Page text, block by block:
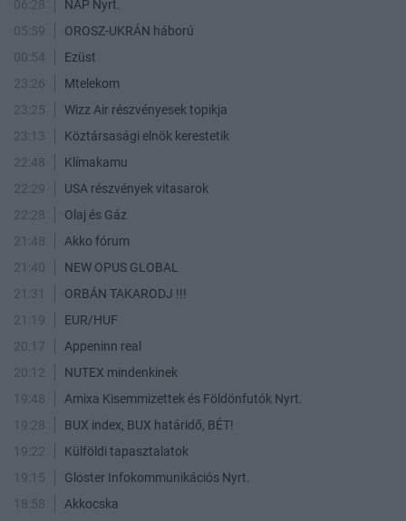
06:28
NAP Nyrt.
05:59
OROSZ-UKRÁN háború
00:54
Ezüst
23:26
Mtelekom
23:25
Wizz Air részvényesek topikja
23:13
Köztársasági elnök kerestetik
22:48
Klímakamu
22:29
USA részvények vitasarok
22:28
Olaj és Gáz
21:48
Akko fórum
21:40
NEW OPUS GLOBAL
21:31
ORBÁN TAKARODJ !!!
21:19
EUR/HUF
20:17
Appeninn real
20:12
NUTEX mindenkinek
19:48
Amixa Kisemmizettek és Földönfutók Nyrt.
19:28
BUX index, BUX határidő, BÉT!
19:22
Külföldi tapasztalatok
19:15
Gloster Infokommunikációs Nyrt.
18:58
Akkocska